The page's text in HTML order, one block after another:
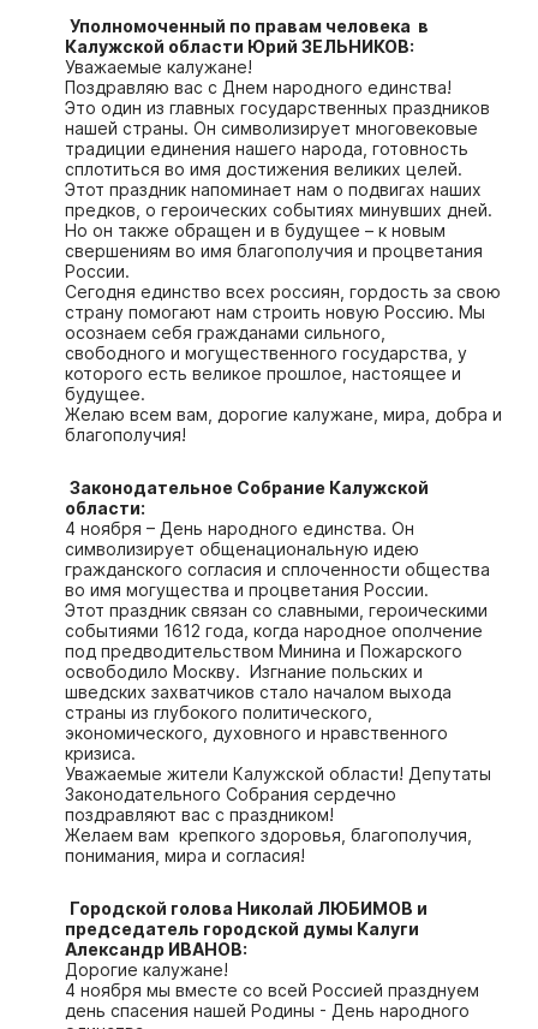
Медиаперсона
Интересное чтиво
Клиника года
Бренд года
Работодатель года
Уполномоченный по правам человека в
Калужской области Юрий ЗЕЛЬНИКОВ:
Уважаемые калужане!
Поздравляю вас с Днем народного единства!
Это один из главных государственных праздников
нашей страны. Он символизирует многовековые
традиции единения нашего народа, готовность
сплотиться во имя достижения великих целей.
Этот праздник напоминает нам о подвигах наших
предков, о героических событиях минувших дней.
Но он также обращен и в будущее – к новым
свершениям во имя благополучия и процветания
России.
Сегодня единство всех россиян, гордость за свою
страну помогают нам строить новую Россию. Мы
осознаем себя гражданами сильного,
свободного и могущественного государства, у
которого есть великое прошлое, настоящее и
будущее.
Желаю всем вам, дорогие калужане, мира, добра и
благополучия!
Законодательное Собрание Калужской
области:
4 ноября – День народного единства. Он
символизирует общенациональную идею
гражданского согласия и сплоченности общества
во имя могущества и процветания России.
Этот праздник связан со славными, героическими
событиями 1612 года, когда народное ополчение
под предводительством Минина и Пожарского
освободило Москву. Изгнание польских и
шведских захватчиков стало началом выхода
страны из глубокого политического,
экономического, духовного и нравственного
кризиса.
Уважаемые жители Калужской области! Депутаты
Законодательного Собрания сердечно
поздравляют вас с праздником!
Желаем вам крепкого здоровья, благополучия,
понимания, мира и согласия!
Городской голова Николай ЛЮБИМОВ и
председатель городской думы Калуги
Александр ИВАНОВ:
Дорогие калужане!
4 ноября мы вместе со всей Россией празднуем
день спасения нашей Родины - День народного